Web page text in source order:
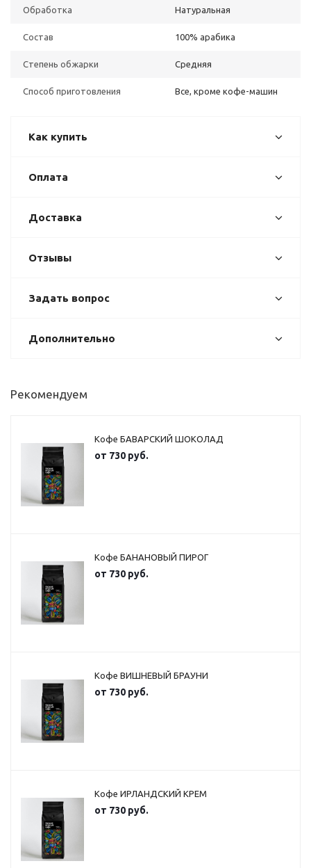
Обработка Натуральная
Состав 100% арабика
Степень обжарки Средняя
Способ приготовления Все, кроме кофе-машин
Как купить
Оплата
Доставка
Отзывы
Задать вопрос
Дополнительно
Рекомендуем
Кофе БАВАРСКИЙ ШОКОЛАД
от 730 руб.
Кофе БАНАНОВЫЙ ПИРОГ
от 730 руб.
Кофе ВИШНЕВЫЙ БРАУНИ
от 730 руб.
Кофе ИРЛАНДСКИЙ КРЕМ
от 730 руб.